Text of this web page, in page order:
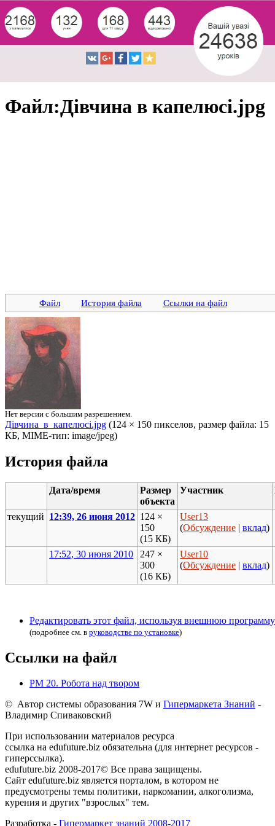
Файл:Дівчина в капелюсі.jpg
Файл История файла Ссылки на файл
Нет версии с большим разрешением.
Дівчина_в_капелюсі.jpg ‎ (124 × 150 пикселов, размер файла: 15
КБ, MIME-тип: image/jpeg)
История файла
Дата/время
Размер
объекта
Участник
текущий 12:39, 26 июня 2012 124 ×
150
(15 КБ)
User13
(Обсуждение |вклад)
17:52, 30 июня 2010
247 ×
300
(16 КБ)
User10
(Обсуждение |вклад)
Редактировать этот файл, используя внешнюю программу
(подробнее см. в руководстве по установке)
Ссылки на файл
РМ 20. Робота над твором
© Автор системы образования 7W и Гипермаркета Знаний -
Владимир Спиваковский
При использовании материалов ресурса
ссылка на edufuture.biz обязательна (для интернет ресурсов -
гиперссылка).
edufuture.biz 2008-2017© Все права защищены.
Сайт edufuture.biz является порталом, в котором не
предусмотрены темы политики, наркомании, алкоголизма,
курения и других "взрослых" тем.
Разработка - Гипермаркет знаний 2008-2017